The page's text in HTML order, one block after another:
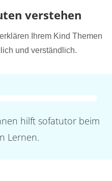
verstehen
Ihrem Kind Themen
und verständlich.
hilft sofatutor beim
Lernen.